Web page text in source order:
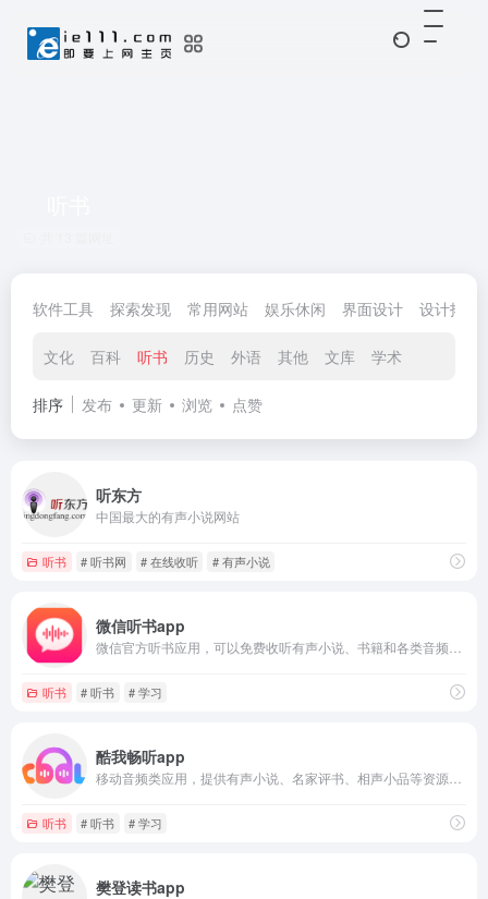
软件工具 探索发现 常用网站 娱乐休闲 界面设计 设计拓展
文化 百科 听书 历史 外语 其他 文库 学术
排序 发布 更新 浏览 点赞
听东方
中国最大的有声小说网站
听书 # 听书网 # 在线收听 # 有声小说
微信听书app
听书 # 听书 # 学习
酷我畅听app
听书 # 听书 # 学习
樊登读书app